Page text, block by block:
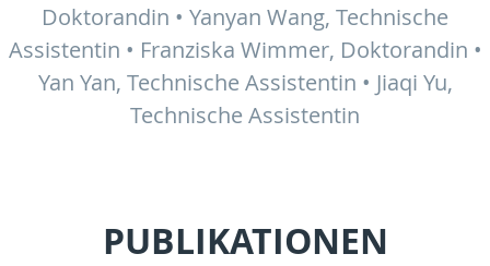
Doktorandin • Yanyan Wang, Technische
Assistentin • Franziska Wimmer, Doktorandin •
Yan Yan, Technische Assistentin • Jiaqi Yu,
Technische Assistentin
PUBLIKATIONEN